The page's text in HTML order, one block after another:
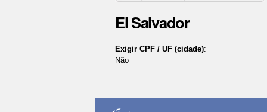
El Salvador
Exigir CPF / UF (cidade):
Não
documento